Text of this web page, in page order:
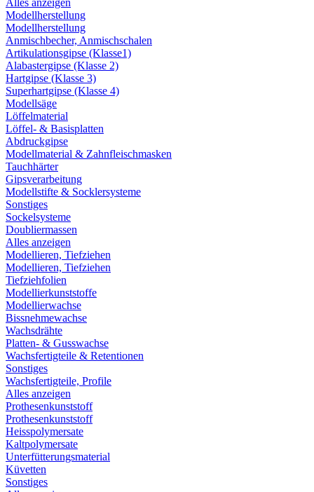
Alles anzeigen
Modellherstellung
Modellherstellung
Anmischbecher, Anmischschalen
Artikulationsgipse (Klasse1)
Alabastergipse (Klasse 2)
Hartgipse (Klasse 3)
Superhartgipse (Klasse 4)
Modellsäge
Löffelmaterial
Löffel- & Basisplatten
Abdruckgipse
Modellmaterial & Zahnfleischmasken
Tauchhärter
Gipsverarbeitung
Modellstifte & Socklersysteme
Sonstiges
Sockelsysteme
Doubliermassen
Alles anzeigen
Modellieren, Tiefziehen
Modellieren, Tiefziehen
Tiefziehfolien
Modellierkunststoffe
Modellierwachse
Bissnehmewachse
Wachsdrähte
Platten- & Gusswachse
Wachsfertigteile & Retentionen
Sonstiges
Wachsfertigteile, Profile
Alles anzeigen
Prothesenkunststoff
Prothesenkunststoff
Heisspolymersate
Kaltpolymersate
Unterfütterungsmaterial
Küvetten
Sonstiges